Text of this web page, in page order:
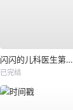
闪闪的儿科医生第四季
已完结